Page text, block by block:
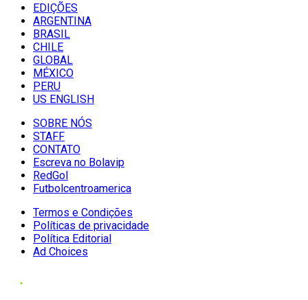
EDIÇÕES
ARGENTINA
BRASIL
CHILE
GLOBAL
MÉXICO
PERU
US ENGLISH
SOBRE NÓS
STAFF
CONTATO
Escreva no Bolavip
RedGol
Futbolcentroamerica
Termos e Condições
Políticas de privacidade
Política Editorial
Ad Choices